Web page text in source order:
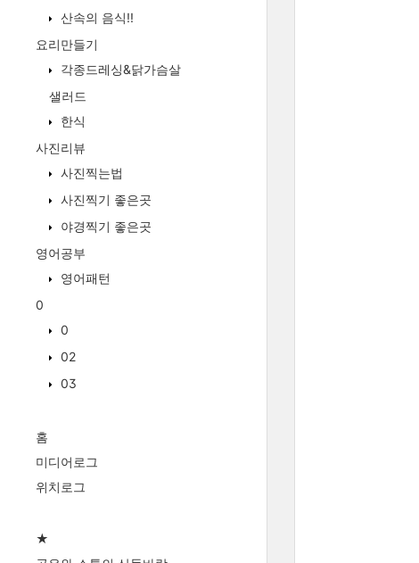
산속의 음식!!
요리만들기
각종드레싱&닭가슴살
샐러드
한식
사진리뷰
사진찍는법
사진찍기 좋은곳
야경찍기 좋은곳
영어공부
영어패턴
0
0
02
03
홈
미디어로그
위치로그
★